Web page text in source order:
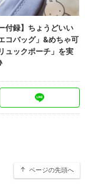
ページの先頭へ